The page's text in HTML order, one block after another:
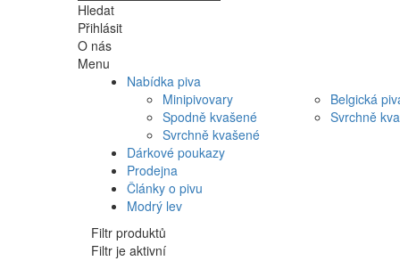
Hledat
Přihlásit
O nás
Menu
Nabídka piva
Minipivovary
Spodně kvašené
Svrchně kvašené
Belgická
Svrchně
Dárkové poukazy
Prodejna
Články o pivu
Modrý lev
Filtr produktů
Filtr je aktivní